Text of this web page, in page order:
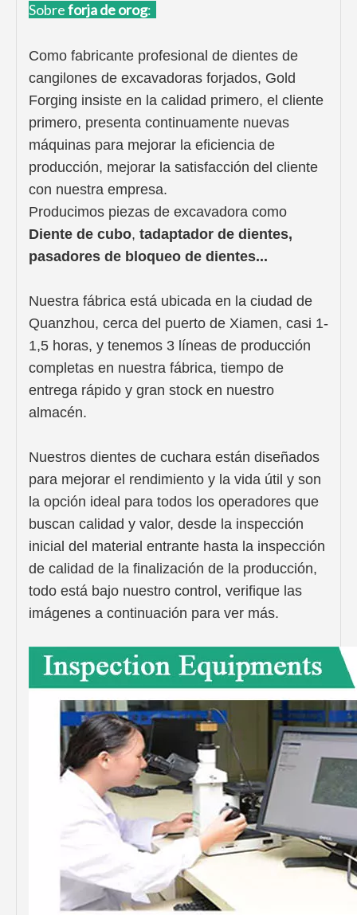
Sobreforja de orog:
Como fabricante profesional de dientes de
cangilones de excavadoras forjados, Gold
Forging insiste en la calidad primero, el cliente
primero, presenta continuamente nuevas
máquinas para mejorar la eficiencia de
producción, mejorar la satisfacción del cliente
con nuestra empresa.
Producimos piezas de excavadora como
Diente de cubo, tadaptador de dientes,
pasadores de bloqueo de dientes...
Nuestra fábrica está ubicada en la ciudad de
Quanzhou, cerca del puerto de Xiamen, casi 1-
1,5 horas, y tenemos 3 líneas de producción
completas en nuestra fábrica, tiempo de
entrega rápido y gran stock en nuestro
almacén.
Nuestros dientes de cuchara están diseñados
para mejorar el rendimiento y la vida útil y son
la opción ideal para todos los operadores que
buscan calidad y valor, desde la inspección
inicial del material entrante hasta la inspección
de calidad de la finalización de la producción,
todo está bajo nuestro control, verifique las
imágenes a continuación para ver más.